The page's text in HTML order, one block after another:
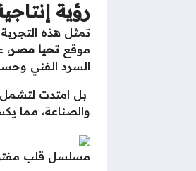
رؤية
تمثل هذه
موقعتحيا مصر،
السرد الفني
بل امتدت لتشمل
والصناعة، مما
مسلسل قلب